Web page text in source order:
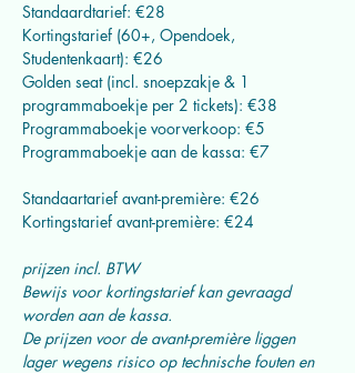
Standaardtarief: €28
Kortingstarief (60+, Opendoek,
Studentenkaart): €26
Golden seat (incl. snoepzakje & 1
programmaboekje per 2 tickets): €38
Programmaboekje voorverkoop: €5
Programmaboekje aan de kassa: €7
Standaartarief avant-première: €26
Kortingstarief avant-première: €24
prijzen incl. BTW
Bewijs voor kortingstarief kan gevraagd
worden aan de kassa.
De prijzen voor de avant-première liggen
lager wegens risico op technische fouten en